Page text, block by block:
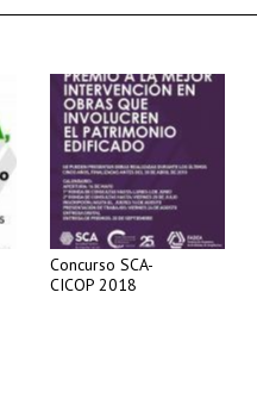
Concurso SCA-
CICOP 2018